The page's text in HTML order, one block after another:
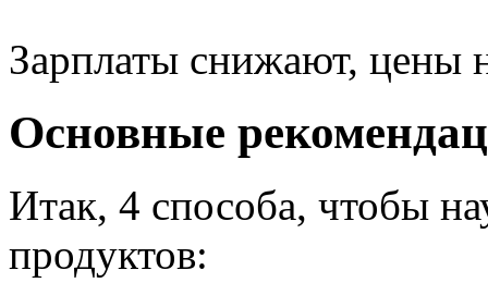
Зарплаты снижают, цены
Основные
Итак, 4 способа, чтобы
продуктов: